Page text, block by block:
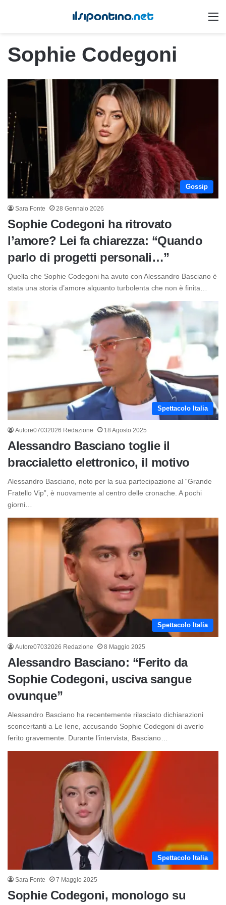
Sophie Codegoni
Gossip
Sara Fonte 28 Gennaio 2026
Sophie Codegoni ha ritrovato
l’amore? Lei fa chiarezza: “Quando
parlo di progetti personali…”
Quella che Sophie Codegoni ha avuto con Alessandro Basciano è
stata una storia d’amore alquanto turbolenta che non è finita…
Spettacolo Italia
Autore07032026 Redazione 18 Agosto 2025
Alessandro Basciano toglie il
braccialetto elettronico, il motivo
Alessandro Basciano, noto per la sua partecipazione al “Grande
Fratello Vip”, è nuovamente al centro delle cronache. A pochi
giorni…
Spettacolo Italia
Autore07032026 Redazione 8 Maggio 2025
Alessandro Basciano: “Ferito da
Sophie Codegoni, usciva sangue
ovunque”
Alessandro Basciano ha recentemente rilasciato dichiarazioni
sconcertanti a Le Iene, accusando Sophie Codegoni di averlo
ferito gravemente. Durante l’intervista, Basciano…
Spettacolo Italia
Sara Fonte 7 Maggio 2025
Sophie Codegoni, monologo su